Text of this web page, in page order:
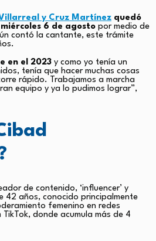
y Cruz Martínez quedó
6 de agosto por medio de
contó la cantante, este trámite
en el 2023 y como yo tenía un
tenía que hacer muchas cosas
rápido. Trabajamos a marcha
equipo y ya lo pudimos lograr”,
de contenido, ‘influencer’ y
42 años, conocido principalmente
femenino en redes
donde acumula más de 4